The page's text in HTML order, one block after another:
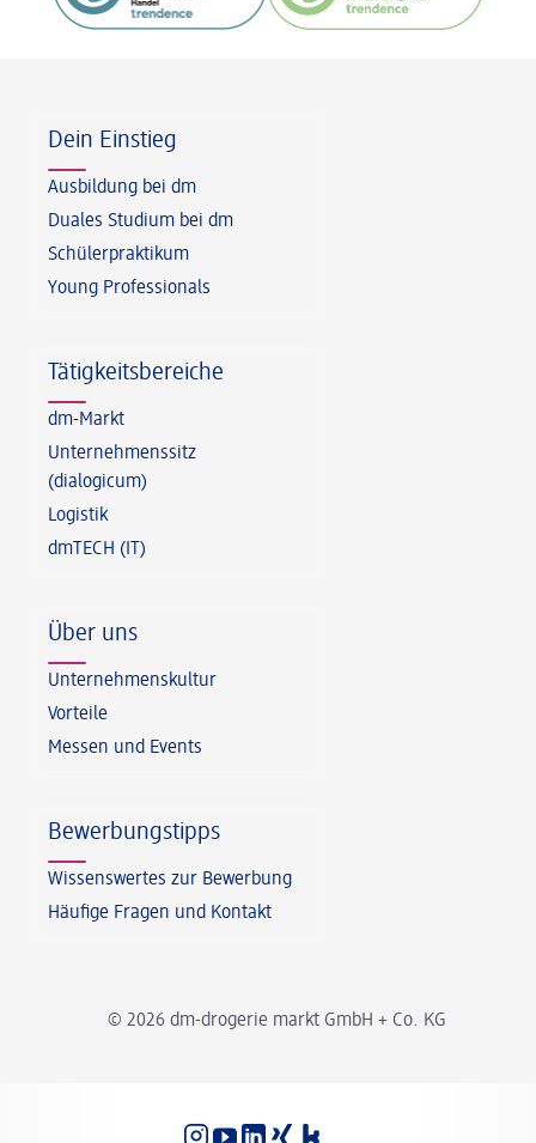
© 2026 dm-drogerie markt GmbH + Co. KG
Dein Einstieg
Ausbildung bei dm
Duales Studium bei dm
Schülerpraktikum
Young Professionals
Tätigkeitsbereiche
dm-Markt
Unternehmenssitz
(dialogicum)
Logistik
dmTECH (IT)
Über uns
Unternehmenskultur
Vorteile
Messen und Events
Bewerbungstipps
Wissenswertes zur Bewerbung
Häufige Fragen und Kontakt